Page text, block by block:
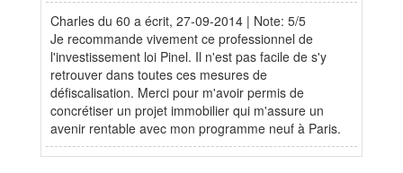
Charles du 60 a écrit, 27-09-2014 | Note: 5/5
Je recommande vivement ce professionnel de
l'investissement loi Pinel. Il n'est pas facile de s'y
retrouver dans toutes ces mesures de
défiscalisation. Merci pour m'avoir permis de
concrétiser un projet immobilier qui m'assure un
avenir rentable avec mon programme neuf à Paris.